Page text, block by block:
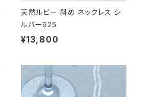
天然ルビー 斜め ネックレス シ
ルバー925
¥13,800